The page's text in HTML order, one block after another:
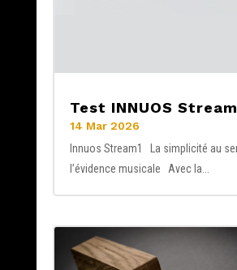
Test INNUOS Stream
14 Mar 2026
Innuos Stream1 La simplicité au
l’évidence musicale Avec la...